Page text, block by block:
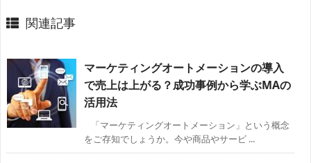
関連記事
マーケティングオートメーションの導入
で売上は上がる？成功事例から学ぶMAの
活用法
「マーケティングオートメーション」という概念
をご存知でしょうか。今や商品やサービ ...